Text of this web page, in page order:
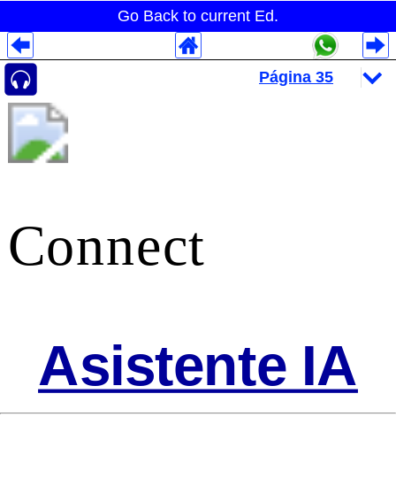
Go Back to current Ed.
Connect
Asistente IA
Despliegues Analytics
Despliegues Totales
Despliegues por Rubros